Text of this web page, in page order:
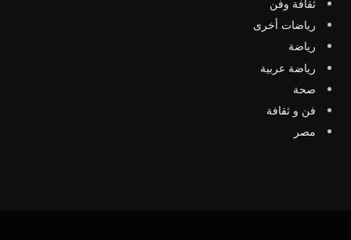
ثقافة وفن
رياضات أخرى
رياضة
رياضة عربية
صحة
فن و ثقافة
مصر